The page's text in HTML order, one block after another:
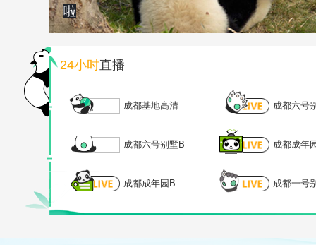
啦
24小时直播
成都基地高清 成都六号
成都六号别墅B 成都成年
成都成年园B 成都一号